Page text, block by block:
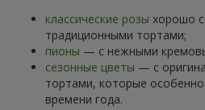
классические розы хорошо
традиционными тортами;
пионы — с нежными
сезонные цветы — с
тортами, которые
времени года.